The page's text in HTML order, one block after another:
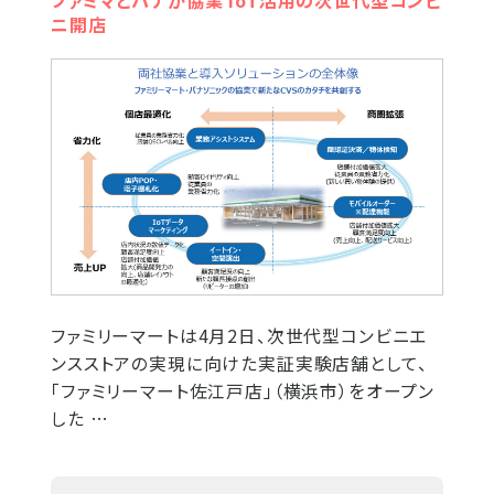
ニ開店
ファミリーマートは4月2日、次世代型コンビニエ
ンスストアの実現に向けた実証実験店舗として、
「ファミリーマート佐江戸店」（横浜市）をオープン
した …